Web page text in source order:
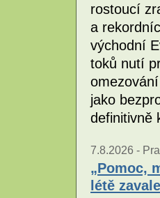
rostoucí
a
východní
toků nutí
jako
definitivně
7.8.2026 -
„Pomoc,
létě